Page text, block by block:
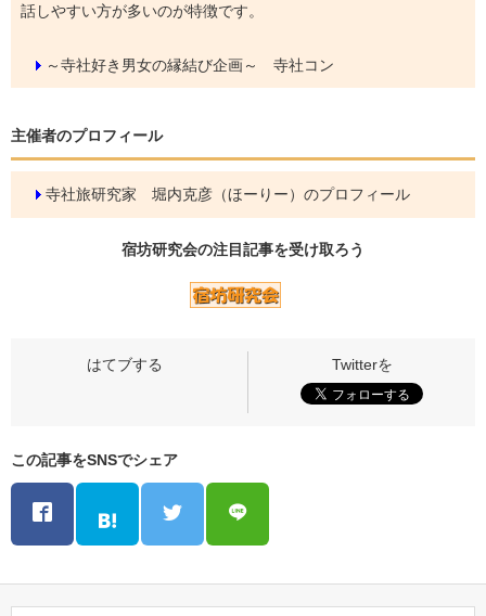
話しやすい方が多いのが特徴です。
～寺社好き男女の縁結び企画～ 寺社コン
主催者のプロフィール
寺社旅研究家 堀内克彦（ほーりー）のプロフィール
宿坊研究会の注目記事を受け取ろう
この記事をSNSでシェア